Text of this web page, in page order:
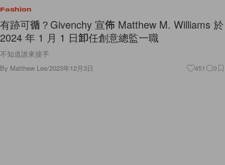
Fashion
有跡可循？Givenchy 宣佈 Matthew M. Williams 於
2024 年 1 月 1 日卸任創意總監一職
不知道誰來接手
By Matthew Lee/2023年12月3日 451 0